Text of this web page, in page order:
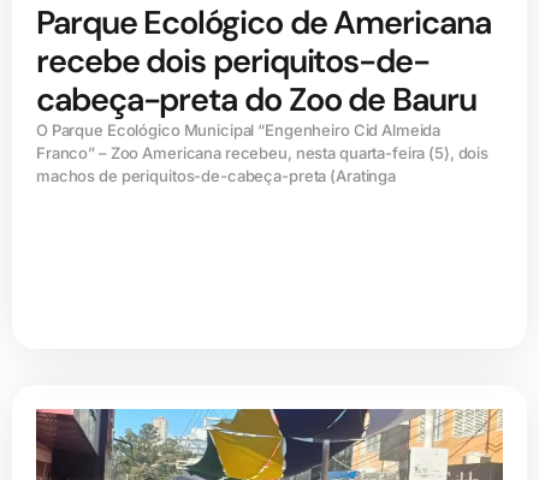
Parque Ecológico de Americana
recebe dois periquitos-de-
cabeça-preta do Zoo de Bauru
O Parque Ecológico Municipal “Engenheiro Cid Almeida
Franco” – Zoo Americana recebeu, nesta quarta-feira (5), dois
machos de periquitos-de-cabeça-preta (Aratinga